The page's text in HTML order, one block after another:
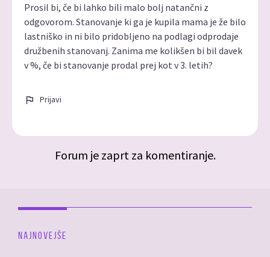
Prosil bi, če bi lahko bili malo bolj natančni z
odgovorom. Stanovanje ki ga je kupila mama je že bilo
lastniško in ni bilo pridobljeno na podlagi odprodaje
družbenih stanovanj. Zanima me kolikšen bi bil davek
v %, če bi stanovanje prodal prej kot v 3. letih?
Prijavi
Forum je zaprt za komentiranje.
NAJNOVEJŠE